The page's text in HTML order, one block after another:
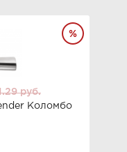
руб.
Коломбо